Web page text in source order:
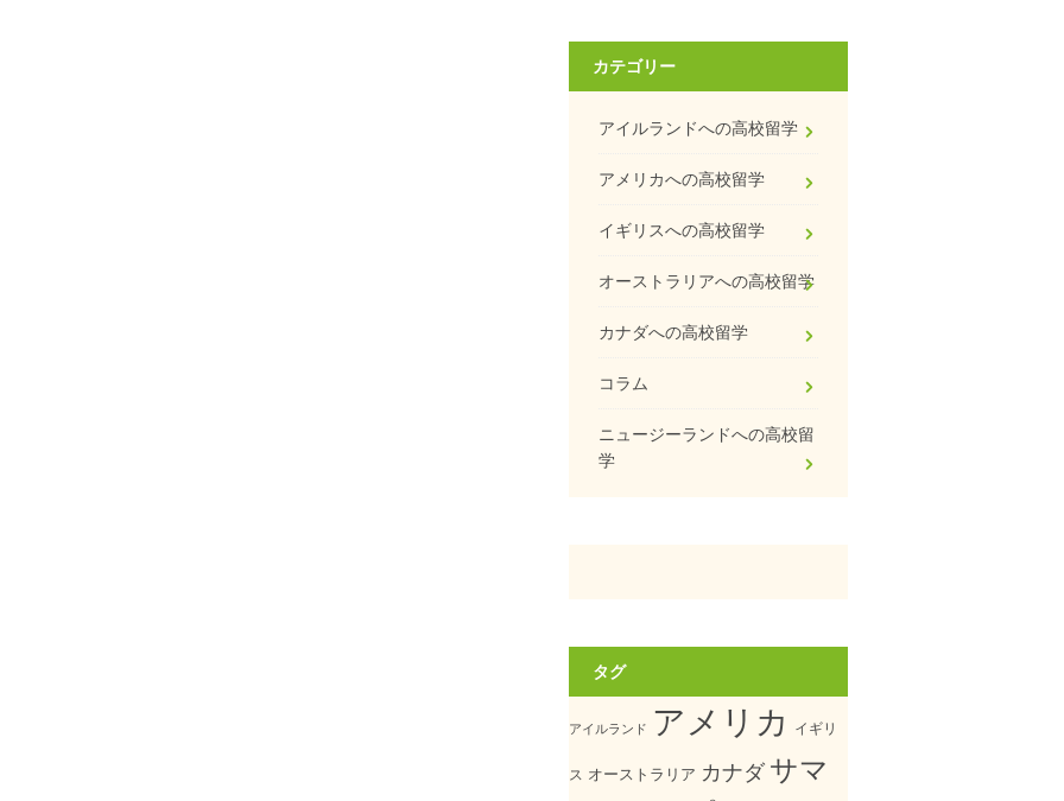
カテゴリー
アイルランドへの高校留学
アメリカへの高校留学
イギリスへの高校留学
オーストラリアへの高校留学
カナダへの高校留学
コラム
ニュージーランドへの高校留
学
タグ
アイルランド アメリカ イギリ
ス オーストラリア カナダ サマ